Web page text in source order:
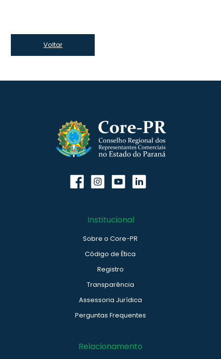
Voltar
Institucional
Sobre o Core-PR
Código de Ética
Registro
Transparência
Assessoria Jurídica
Perguntas Frequentes
Relacionamento